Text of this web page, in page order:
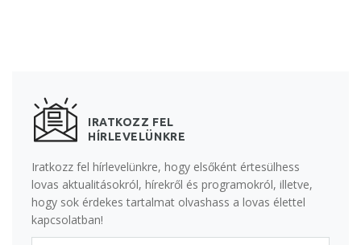
IRATKOZZ FEL
HÍRLEVELÜNKRE
Iratkozz fel hírlevelünkre, hogy elsőként értesülhess
lovas aktualitásokról, hírekről és programokról, illetve,
hogy sok érdekes tartalmat olvashass a lovas élettel
kapcsolatban!